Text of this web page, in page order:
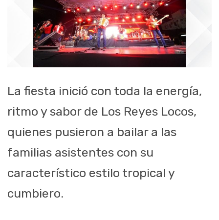
La fiesta inició con toda la energía,
ritmo y sabor de Los Reyes Locos,
quienes pusieron a bailar a las
familias asistentes con su
característico estilo tropical y
cumbiero.